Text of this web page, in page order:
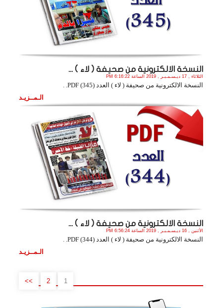
النسخة الالكترونية من صحيفة ( لاء ) ...
الثلاثاء , 17 ديـسـمـبـر , 2019 الساعة 6:16:22 PM
النسخة الالكترونية من صحيفة ( لاء ) العدد (345) PDF. .
الـمــزيـد
النسخة الالكترونية من صحيفة ( لاء ) ...
الأثنين , 16 ديـسـمـبـر , 2019 الساعة 6:56:24 PM
النسخة الالكترونية من صحيفة ( لاء ) العدد (344) PDF. .
الـمــزيـد
1
2
>>